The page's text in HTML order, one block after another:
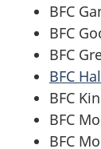
BFC
BFC
BFC
BFC
BFC
BFC
BFC